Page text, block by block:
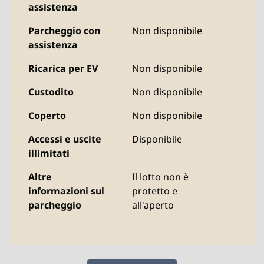
assistenza
Parcheggio con
assistenza
Non disponibile
Ricarica per EV
Non disponibile
Custodito
Non disponibile
Coperto
Non disponibile
Accessi e uscite
illimitati
Disponibile
Altre
informazioni sul
parcheggio
Il lotto non è
protetto e
all'aperto